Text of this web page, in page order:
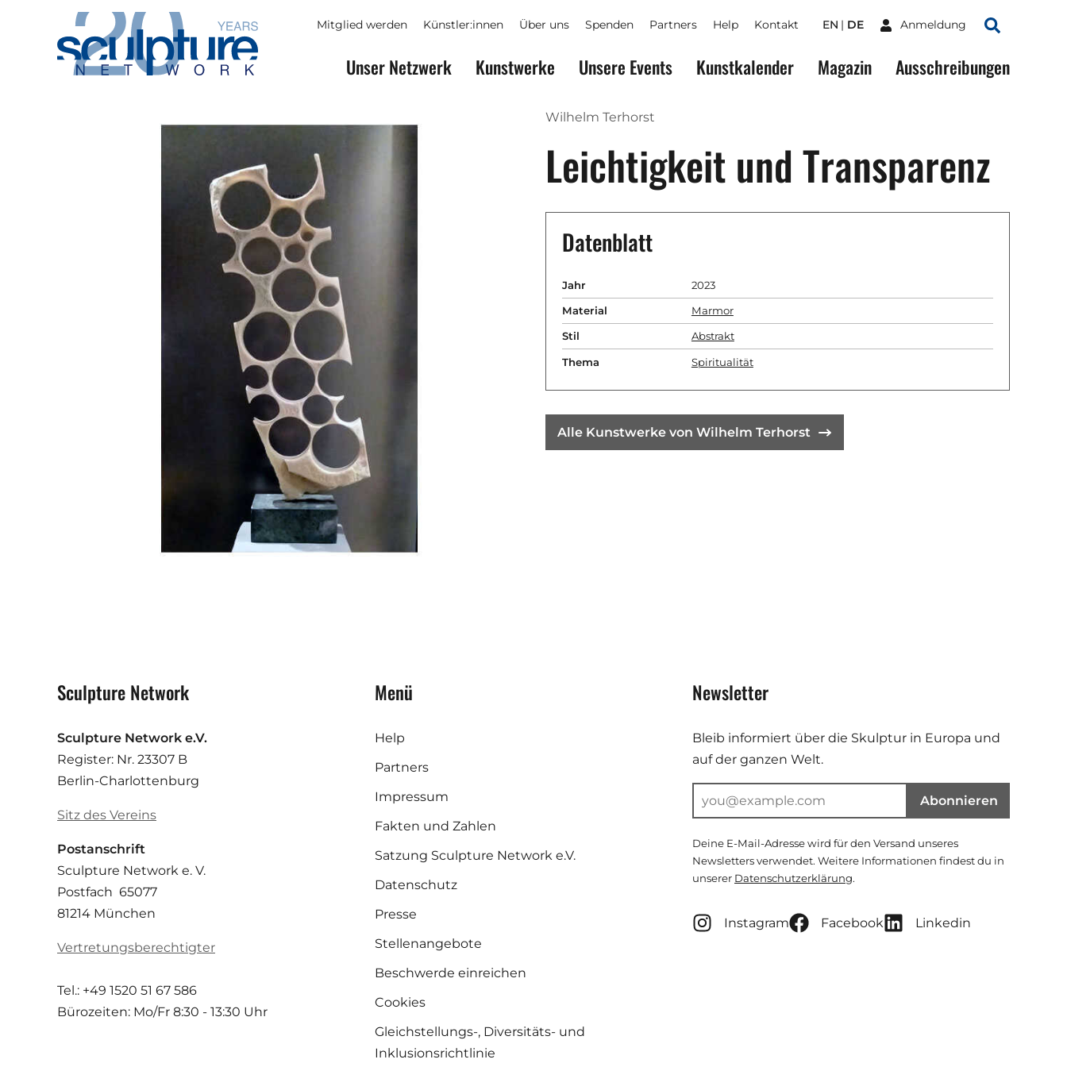
Skip to main content
Mitglied werden Künstler:innen Über uns Spenden Partners Help Kontakt EN DE Anmeldung
Suchen
Unser Netzwerk Kunstwerke Unsere Events Kunstkalender Magazin Ausschreibungen
Wilhelm Terhorst
Leichtigkeit und Transparenz
Datenblatt
Jahr 2023
Material Marmor
Stil Abstrakt
Thema Spiritualität
Alle Kunstwerke von Wilhelm Terhorst
Sculpture Network
Sculpture Network e.V.
Register: Nr. 23307 B
Berlin-Charlottenburg
Sitz des Vereins
Postanschrift
Sculpture Network e. V.
Postfach 65077
81214 München
Vertretungsberechtigter
Tel.: +49 1520 51 67 586
Bürozeiten: Mo/Fr 8:30 - 13:30 Uhr
Menü
Help
Partners
Impressum
Fakten und Zahlen
Satzung Sculpture Network e.V.
Datenschutz
Presse
Stellenangebote
Beschwerde einreichen
Cookies
Gleichstellungs-, Diversitäts- und
Inklusionsrichtlinie
Newsletter
Bleib informiert über die Skulptur in Europa und
auf der ganzen Welt.
Abonnieren
Deine E-Mail-Adresse wird für den Versand unseres
Newsletters verwendet. Weitere Informationen findest du in
unserer Datenschutzerklärung.
Instagram Facebook Linkedin